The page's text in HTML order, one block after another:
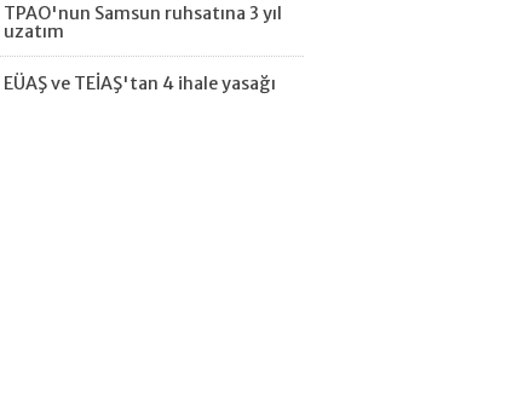
TPAO'nun Samsun ruhsatına 3 yıl
uzatım
EÜAŞ ve TEİAŞ'tan 4 ihale yasağı